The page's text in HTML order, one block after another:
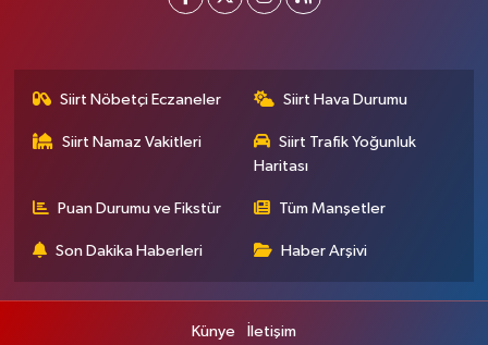
Siirt Nöbetçi Eczaneler Siirt Hava Durumu
Siirt Namaz Vakitleri
Siirt Trafik Yoğunluk
Haritası
Puan Durumu ve Fikstür Tüm Manşetler
Son Dakika Haberleri Haber Arşivi
Künye İletişim